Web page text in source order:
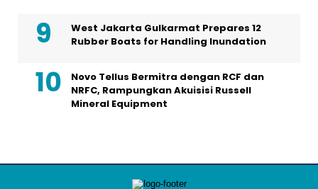
West Jakarta Gulkarmat Prepares 12
Rubber Boats for Handling Inundation
Novo Tellus Bermitra dengan RCF dan
NRFC, Rampungkan Akuisisi Russell
Mineral Equipment